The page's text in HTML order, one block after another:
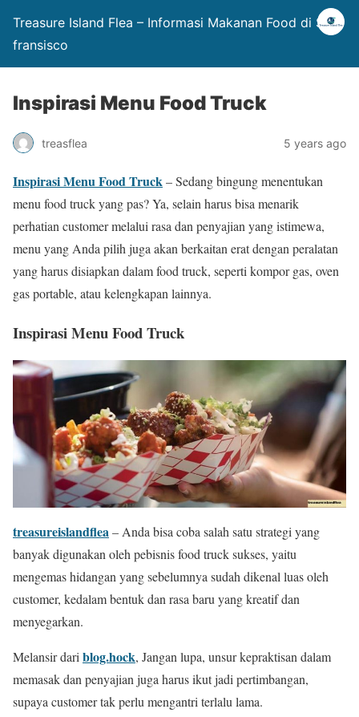
Treasure Island Flea – Informasi Makanan Food di San
fransisco
Inspirasi Menu Food Truck
treasflea 5 years ago
Inspirasi Menu Food Truck– Sedang bingung menentukan
menu food truck yang pas? Ya, selain harus bisa menarik
perhatian customer melalui rasa dan penyajian yang istimewa,
menu yang Anda pilih juga akan berkaitan erat dengan peralatan
yang harus disiapkan dalam food truck, seperti kompor gas, oven
gas portable, atau kelengkapan lainnya.
Inspirasi Menu Food Truck
treasureislandflea– Anda bisa coba salah satu strategi yang
banyak digunakan oleh pebisnis food truck sukses, yaitu
mengemas hidangan yang sebelumnya sudah dikenal luas oleh
customer, kedalam bentuk dan rasa baru yang kreatif dan
menyegarkan.
Melansir dari blog.hock, Jangan lupa, unsur kepraktisan dalam
memasak dan penyajian juga harus ikut jadi pertimbangan,
supaya customer tak perlu mengantri terlalu lama.